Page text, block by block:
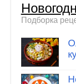
Подборка